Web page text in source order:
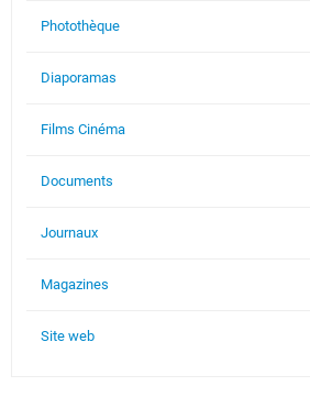
Photothèque
Diaporamas
Films Cinéma
Documents
Journaux
Magazines
Site web